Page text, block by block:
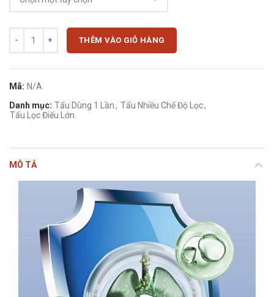
Tẩu Đức 6 lớp lọc Hadley 1601 cao cấp cho cỡ điếu lớn số lượng
THÊM VÀO GIỎ HÀNG
Mã: N/A
Danh mục: Tẩu Dùng 1 Lần, Tẩu Nhiều Chế Độ Lọc,
Tẩu Lọc Điếu Lớn
MÔ TẢ